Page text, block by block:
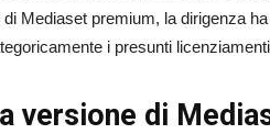
di Mediaset premium, la dirigenza
i presunti
versione di